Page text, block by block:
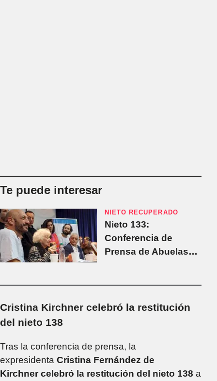
Te puede interesar
NIETO RECUPERADO
Nieto 133:
Conferencia de
Prensa de Abuelas
Cristina Kirchner celebró la restitución
del nieto 138
Tras la conferencia de prensa, la
expresidenta Cristina Fernández de
Kirchner celebró la restitución del nieto 138 a